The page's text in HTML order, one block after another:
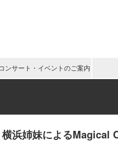
コンサート・イベントのご案内
浜姉妹によるMagical